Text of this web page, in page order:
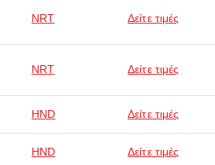
NRT Δείτε τιμές
NRT Δείτε τιμές
HND Δείτε τιμές
HND Δείτε τιμές